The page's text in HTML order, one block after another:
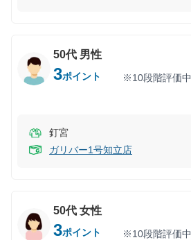
50代 男性
3ポイント ※10段階評価中
釘宮
ガリバー1号知立店
50代 女性
3ポイント ※10段階評価中